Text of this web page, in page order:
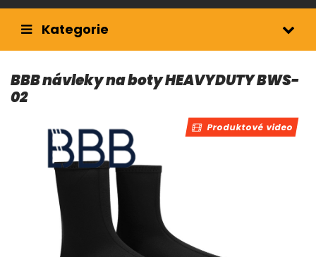
Kategorie
BBB návleky na boty HEAVYDUTY BWS-
02
Produktové video